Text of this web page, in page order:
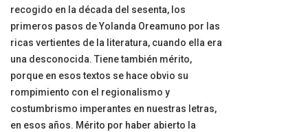
recogido en la década del sesenta, los
primeros pasos de Yolanda Oreamuno por las
ricas vertientes de la literatura, cuando ella era
una desconocida. Tiene también mérito,
porque en esos textos se hace obvio su
rompimiento con el regionalismo y
costumbrismo imperantes en nuestras letras,
en esos años. Mérito por haber abierto la